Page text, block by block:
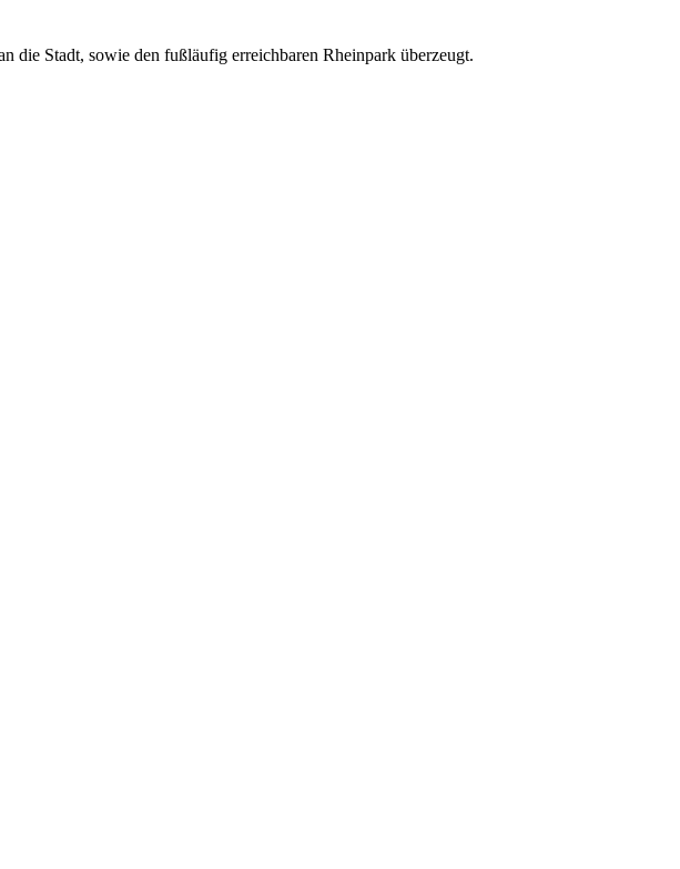
die Stadt, sowie den fußläufig erreichbaren Rheinpark überzeugt.